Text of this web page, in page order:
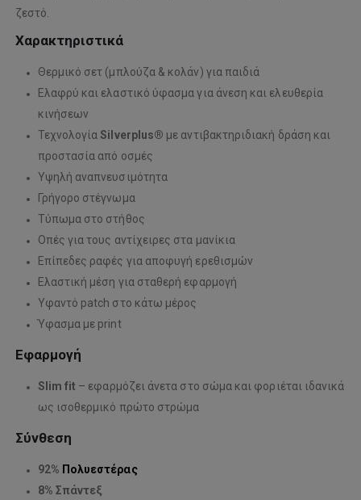
ζεστό.
Χαρακτηριστικά
Θερμικό σετ (μπλούζα & κολάν) για παιδιά
Ελαφρύ και ελαστικό ύφασμα για άνεση και ελευθερία
κινήσεων
ΤεχνολογίαSilverplus® με αντιβακτηριδιακή δράση και
προστασία από οσμές
Υψηλή αναπνευσιμότητα
Γρήγορο στέγνωμα
Τύπωμα στο στήθος
Οπές για τους αντίχειρες στα μανίκια
Επίπεδες ραφές για αποφυγή ερεθισμών
Ελαστική μέση για σταθερή εφαρμογή
Υφαντό patch στο κάτω μέρος
Ύφασμα με print
Εφαρμογή
Slim fit – εφαρμόζει άνετα στο σώμα και φοριέται ιδανικά
ως ισοθερμικό πρώτο στρώμα
Σύνθεση
92% Πολυεστέρας
8% Σπάντεξ